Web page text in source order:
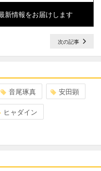
新情報をお届けします
次の記事
音尾琢真 安田顕
ヒャダイン